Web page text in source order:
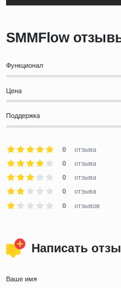
SMMFlow
Функционал
Цена
Поддержка
0
отзыва
0
отзыва
0
отзыва
0
отзыва
0
отзывов
Написать
Ваше имя